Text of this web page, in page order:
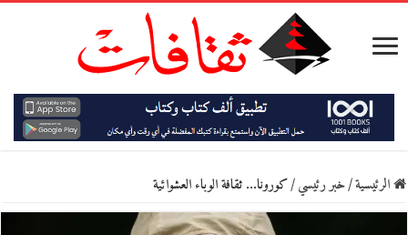
الرئيسية/خبر رئيسي/كورونا… ثقافة الوباء العشوائية